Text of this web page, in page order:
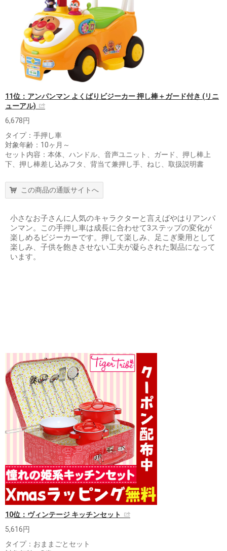
11位：アンパンマン よくばりビジーカー 押し棒＋ガード付き (リニ
ューアル)
6,678円
タイプ：手押し車
対象年齢：10ヶ月～
セット内容：本体、ハンドル、音声ユニット、ガード、押し棒上
下、押し棒差し込みフタ、背当て兼押し手、ねじ、取扱説明書
この商品の通販サイトへ
小さなお子さんに人気のキャラクターと言えばやはりアンパ
ンマン。この手押し車は成長に合わせて3ステップの変化が
楽しめるビジーカーです。押して楽しみ、足こぎ乗用として
楽しみ、子供を飽きさせない工夫が凝らされた製品になって
います。
10位：ヴィンテージ キッチンセット
5,616円
タイプ：おままごとセット